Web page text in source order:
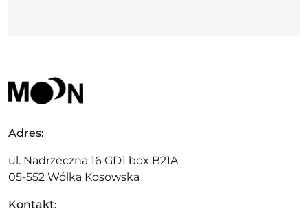
Adres:
ul. Nadrzeczna 16 GD1 box B21A
05-552 Wólka Kosowska
Kontakt: